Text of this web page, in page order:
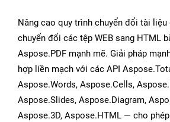
Nâng cao quy trình chuyển đổi tài liệu
chuyển đổi các tệp WEB sang HTML
Aspose.PDF mạnh mẽ. Giải pháp
hợp liền mạch với các API
Aspose.Words, Aspose.Cells,
Aspose.Slides, Aspose.Diagram,
Aspose.3D, Aspose.HTML — cho